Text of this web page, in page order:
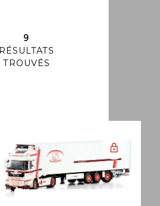
9
RÉSULTATS
TROUVÉS